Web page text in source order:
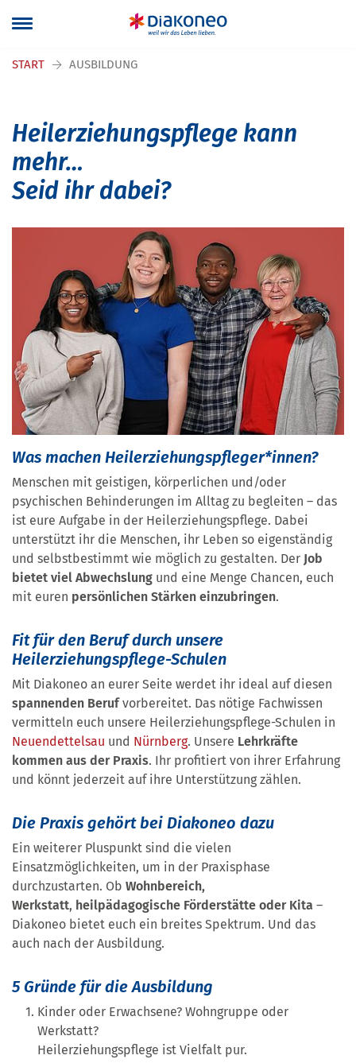
START AUSBILDUNG
Heilerziehungspflege kann
mehr…
Seid ihr dabei?
Was machen Heilerziehungspfleger*innen?
Menschen mit geistigen, körperlichen und/oder
psychischen Behinderungen im Alltag zu begleiten – das
ist eure Aufgabe in der Heilerziehungspflege. Dabei
unterstützt ihr die Menschen, ihr Leben so eigenständig
und selbstbestimmt wie möglich zu gestalten. Der Job
bietet viel Abwechslung und eine Menge Chancen, euch
mit euren persönlichen Stärken einzubringen.
Fit für den Beruf durch unsere
Heilerziehungspflege-Schulen
Mit Diakoneo an eurer Seite werdet ihr ideal auf diesen
spannenden Berufvorbereitet. Das nötige Fachwissen
vermitteln euch unsere Heilerziehungspflege-Schulen in
Neuendettelsau und Nürnberg. Unsere Lehrkräfte
kommen aus der Praxis. Ihr profitiert von ihrer Erfahrung
und könnt jederzeit auf ihre Unterstützung zählen.
Die Praxis gehört bei Diakoneo dazu
Ein weiterer Pluspunkt sind die vielen
Einsatzmöglichkeiten, um in der Praxisphase
durchzustarten. Ob Wohnbereich,
Werkstatt, heilpädagogische Förderstätte oder Kita –
Diakoneo bietet euch ein breites Spektrum. Und das
auch nach der Ausbildung.
5 Gründe für die Ausbildung
Kinder oder Erwachsene? Wohngruppe oder
Werkstatt?
Heilerziehungspflege ist Vielfalt pur.